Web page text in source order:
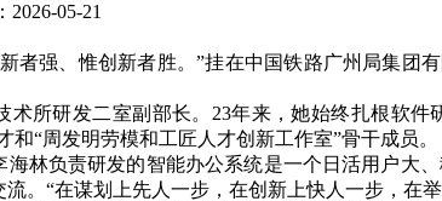
2026-05-21
强、惟创新者胜。”挂在中国铁路广州局集团有
研发二室副部长。23年来，她始终扎根软件
和“周发明劳模和工匠人才创新工作室”骨干成员。
负责研发的智能办公系统是一个日活用户大、
。“在谋划上先人一步，在创新上快人一步，在